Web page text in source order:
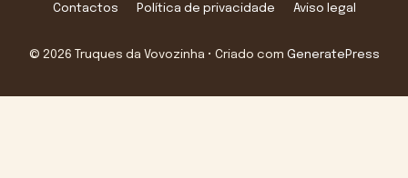
Contactos Política de privacidade Aviso legal
© 2026 Truques da Vovozinha • Criado com GeneratePress